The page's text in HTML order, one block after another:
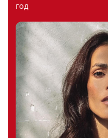
год